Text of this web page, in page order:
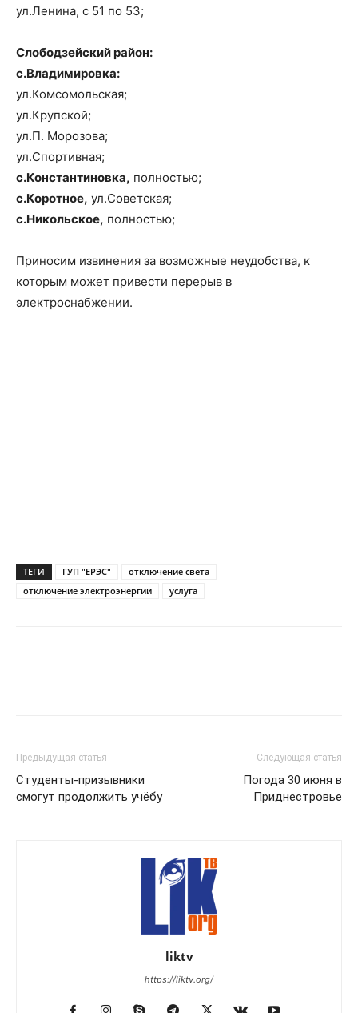
ул.Ленина, с 51 по 53;
Слободзейский район:
с.Владимировка:
ул.Комсомольская;
ул.Крупской;
ул.П. Морозова;
ул.Спортивная;
с.Константиновка, полностью;
с.Коротное, ул.Советская;
с.Никольское, полностью;
Приносим извинения за возможные неудобства, к
которым может привести перерыв в
электроснабжении.
ТЕГИ ГУП "ЕРЭС"
отключение света
отключение электроэнергии
услуга
Предыдущая статья
Студенты-призывники
смогут продолжить учёбу
Следующая статья
Погода 30 июня в
Приднестровье
liktv
https://liktv.org/